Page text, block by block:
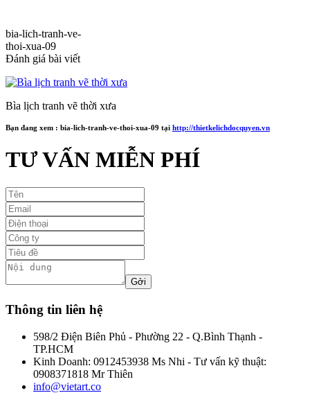
bia-lich-tranh-ve-
thoi-xua-09
Đánh giá bài viết
Bìa lịch tranh vẽ thời xưa
Bạn đang xem : bia-lich-tranh-ve-thoi-xua-09 tại http://thietkelichdocquyen.vn
TƯ VẤN MIỄN PHÍ
Thông tin liên hệ
598/2 Điện Biên Phủ - Phường 22 - Q.Bình Thạnh -
TP.HCM
Kinh Doanh: 0912453938 Ms Nhi - Tư vấn kỹ thuật:
0908371818 Mr Thiên
info@vietart.co